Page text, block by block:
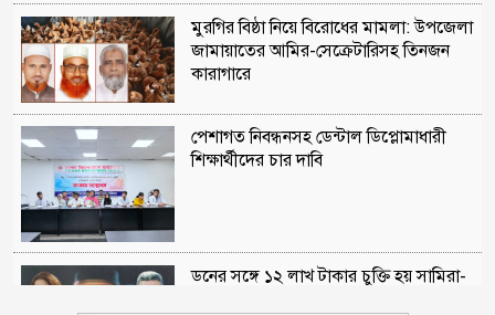
মুরগির বিষ্ঠা নিয়ে বিরোধের মামলা: উপজেলা
জামায়াতের আমির-সেক্রেটারিসহ তিনজন
কারাগারে
পেশাগত নিবন্ধনসহ ডেন্টাল ডিপ্লোমাধারী
শিক্ষার্থীদের চার দাবি
ডনের সঙ্গে ১২ লাখ টাকার চুক্তি হয় সামিরা-